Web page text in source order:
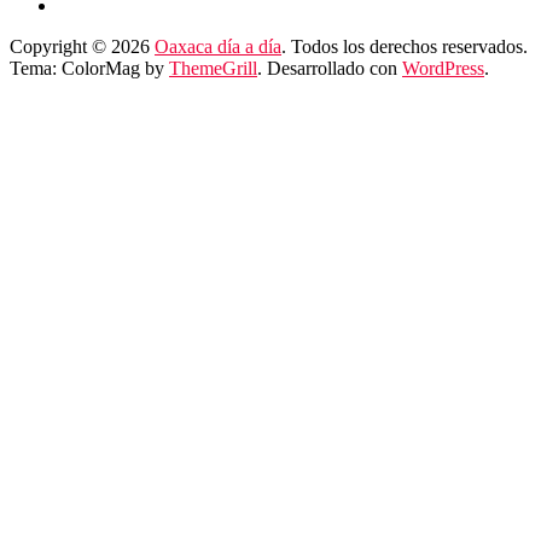
Copyright © 2026 Oaxaca día a día. Todos los derechos reservados.
Tema: ColorMag by ThemeGrill. Desarrollado con WordPress.